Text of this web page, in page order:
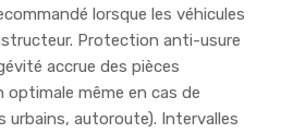
lorsque les véhicules
Protection anti-usure
accrue des pièces
même en cas de
urbains, autoroute). Intervalles